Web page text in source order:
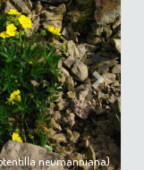
neumanniana)
Next